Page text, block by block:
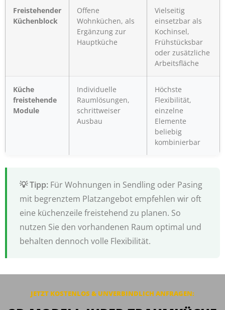
Freistehender
Küchenblock
Offene
Wohnküchen, als
Ergänzung zur
Hauptküche
Vielseitig
einsetzbar als
Kochinsel,
Frühstücksbar
oder zusätzliche
Arbeitsfläche
Küche
freistehende
Module
Individuelle
Raumlösungen,
schrittweiser
Ausbau
Höchste
Flexibilität,
einzelne
Elemente
beliebig
kombinierbar
Für Wohnungen in Sendling oder Pasing
mit begrenztem Platzangebot empfehlen wir oft
eine küchenzeile freistehend zu planen. So
nutzen Sie den vorhandenen Raum optimal und
behalten dennoch volle Flexibilität.
JETZT KOSTENLOS & UNVERBINDLICH ANFRAGEN: